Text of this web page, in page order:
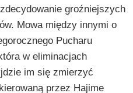
groźniejszych
Mowa między innymi o
Pucharu
w eliminacjach
im się zmierzyć
przez Hajime